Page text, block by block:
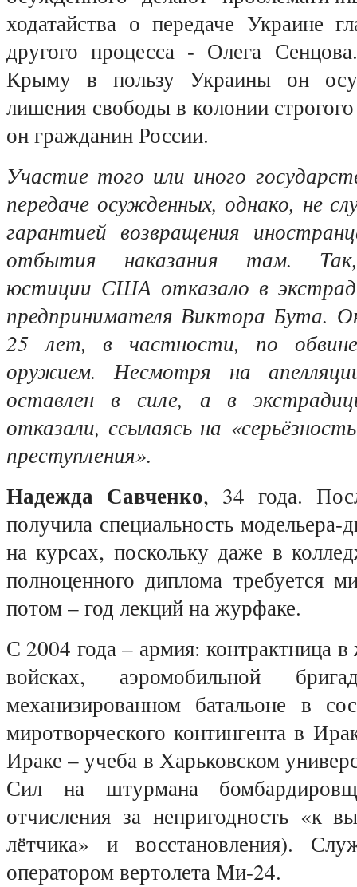
ходатайства о передаче Украине
другого процесса - Олега
Крыму в пользу Украины он
лишения свободы в колонии
он гражданин России.
Участие того или иного
передаче осужденных, однако, не
гарантией возвращения
отбытия наказания там.
юстиции США отказало в
предпринимателя Виктора Бута.
25 лет, в частности, по
оружием. Несмотря на
оставлен в силе, а в
отказали, ссылаясь на
преступления».
Надежда Савченко, 34 года.
получила специальность модельера-
на курсах, поскольку даже в
полноценного диплома требуется
потом – год лекций на журфаке.
С 2004 года – армия: контрактница
войсках, аэромобильной
механизированном батальоне в
миротворческого контингента в
Ираке – учеба в Харьковском
Сил на штурмана
отчисления за непригодность «к
лётчика» и восстановления).
оператором вертолета Ми-24.